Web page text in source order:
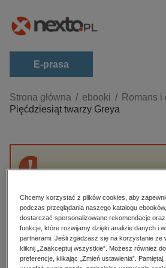
E-prasa
Kategorie
Zobacz wszystkie E-prasa
budownictwo, aranżacja
dzienniki
edukacja
hobby, sport, rozrywka
komputery, internet,
Strona główna ebooki
Romans i
Pięćdziesiąt twarzy Greya
Przepraszamy, ale produkt
High-contrast mode
Polecane
Chcemy korzystać z plików cookies, aby
podczas przeglądania naszego katalogu
dostarczać spersonalizowane rekomendacje
funkcje, które rozwijamy dzięki analizie danych i
partnerami. Jeśli zgadzasz się na korzystanie ze
kliknij „Zaakceptuj wszystkie”. Możesz również
preferencje, klikając „Zmień ustawienia”.